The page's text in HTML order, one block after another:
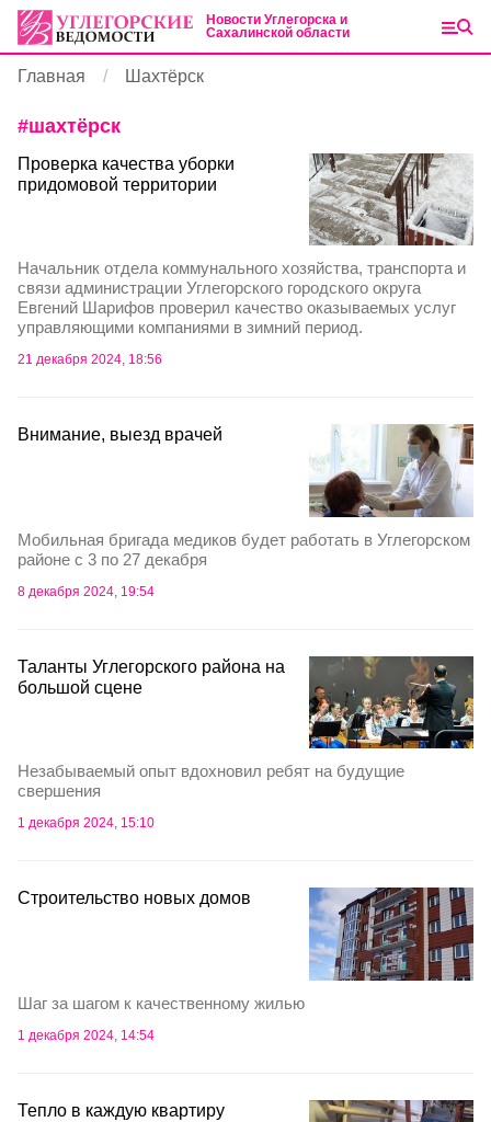
Новости Углегорска и
Сахалинской области
Главная Шахтёрск
#шахтёрск
Проверка качества уборки
придомовой территории
Начальник отдела коммунального хозяйства, транспорта и
связи администрации Углегорского городского округа
Евгений Шарифов проверил качество оказываемых услуг
управляющими компаниями в зимний период.
21 декабря 2024, 18:56
Внимание, выезд врачей
Мобильная бригада медиков будет работать в Углегорском
районе с 3 по 27 декабря
8 декабря 2024, 19:54
Таланты Углегорского района на
большой сцене
Незабываемый опыт вдохновил ребят на будущие
свершения
1 декабря 2024, 15:10
Строительство новых домов
Шаг за шагом к качественному жилью
1 декабря 2024, 14:54
Тепло в каждую квартиру